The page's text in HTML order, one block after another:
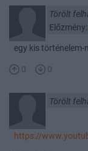
Törölt
Előzmény:
egy kis
0 0
Törölt
https://